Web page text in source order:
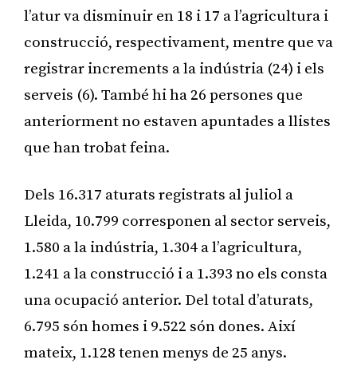
l’atur va disminuir en 18 i 17 a l’agricultura i
construcció, respectivament, mentre que va
registrar increments a la indústria (24) i els
serveis (6). També hi ha 26 persones que
anteriorment no estaven apuntades a llistes
que han trobat feina.
Dels 16.317 aturats registrats al juliol a
Lleida, 10.799 corresponen al sector serveis,
1.580 a la indústria, 1.304 a l’agricultura,
1.241 a la construcció i a 1.393 no els consta
una ocupació anterior. Del total d’aturats,
6.795 són homes i 9.522 són dones. Així
mateix, 1.128 tenen menys de 25 anys.